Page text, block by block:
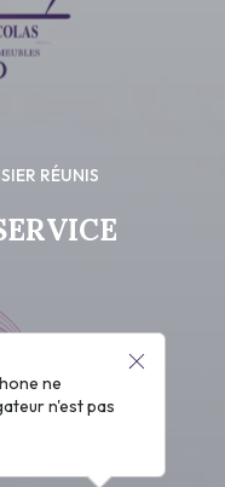
RÉUNIS
ne
n'est pas